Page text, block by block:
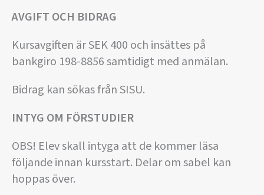
AVGIFT OCH BIDRAG
Kursavgiften är SEK 400 och insättes på
bankgiro 198-8856 samtidigt med anmälan.
Bidrag kan sökas från SISU.
INTYG OM FÖRSTUDIER
OBS! Elev skall intyga att de kommer läsa
följande innan kursstart. Delar om sabel kan
hoppas över.